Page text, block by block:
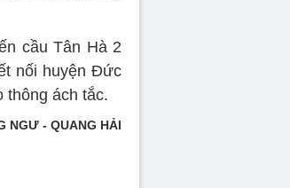
cầu Tân Hà 2
nối huyện Đức
thông ách tắc.
NGƯ - QUANG HẢI